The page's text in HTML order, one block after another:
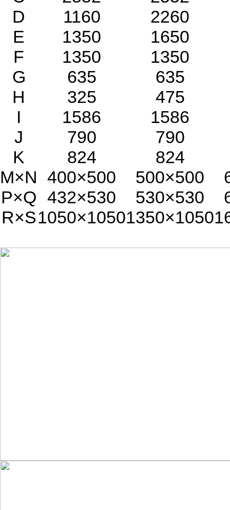
D
1160
2260
E
1350
1650
F
1350
1350
G
635
635
H
325
475
I
1586
1586
J
790
790
K
824
824
M×N 400×500 500×500
P×Q 432×530 530×530
R×S1050×10501350×1050